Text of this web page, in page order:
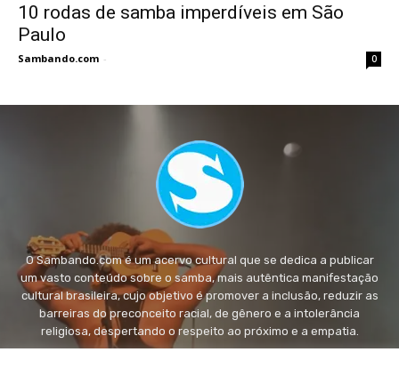
10 rodas de samba imperdíveis em São
Paulo
Sambando.com - 0
O Sambando.com é um acervo cultural que se dedica a publicar
um vasto conteúdo sobre o samba, mais autêntica manifestação
cultural brasileira, cujo objetivo é promover a inclusão, reduzir as
barreiras do preconceito racial, de gênero e a intolerância
religiosa, despertando o respeito ao próximo e a empatia.